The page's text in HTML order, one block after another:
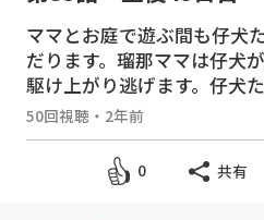
れないー
ママとお庭で遊ぶ間も仔犬
だります。瑠那ママは仔犬
駆け上がり逃げます。仔犬
上がりますが、ポーチに登れ
＃ヨークシャテリア ＃ヨ
い ＃自宅で出産 ＃仔犬
50回視聴 ・ 2年前
0 共有